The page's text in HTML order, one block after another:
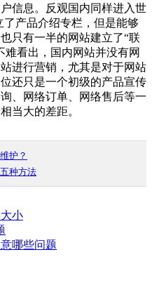
信息。反观国内同样进入世
了产品介绍专栏，但是能够
只有一半的网站建立了“联
难看出，国内网站并没有网
进行营销，尤其是对于网站
还只是一个初级的产品宣传
、网络订单、网络售后等一
当大的差距。
护？
种方法
小
哪些问题